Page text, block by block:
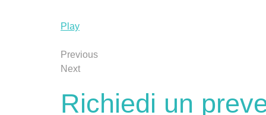
Play
Previous
Next
Richiedi un